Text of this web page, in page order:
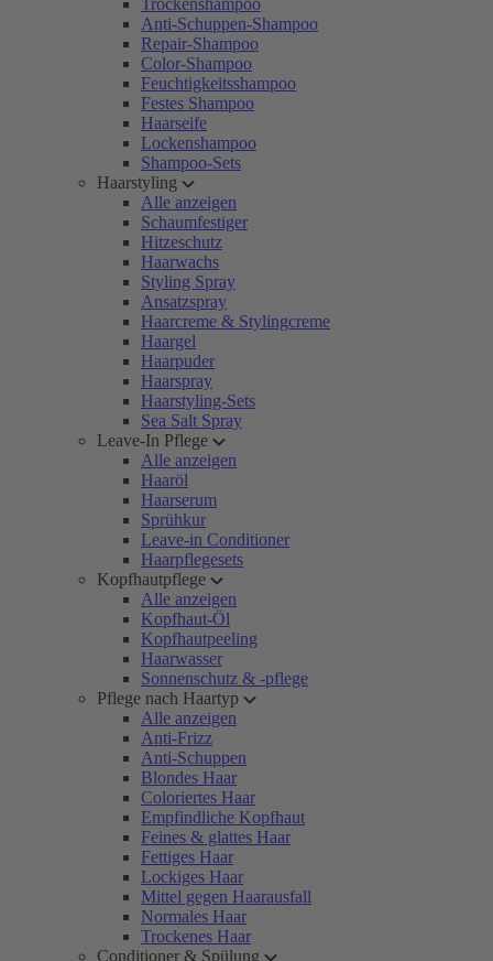
Trockenshampoo
Anti-Schuppen-Shampoo
Repair-Shampoo
Color-Shampoo
Feuchtigkeitsshampoo
Festes Shampoo
Haarseife
Lockenshampoo
Shampoo-Sets
Haarstyling
Alle anzeigen
Schaumfestiger
Hitzeschutz
Haarwachs
Styling Spray
Ansatzspray
Haarcreme & Stylingcreme
Haargel
Haarpuder
Haarspray
Haarstyling-Sets
Sea Salt Spray
Leave-In Pflege
Alle anzeigen
Haaröl
Haarserum
Sprühkur
Leave-in Conditioner
Haarpflegesets
Kopfhautpflege
Alle anzeigen
Kopfhaut-Öl
Kopfhautpeeling
Haarwasser
Sonnenschutz & -pflege
Pflege nach Haartyp
Alle anzeigen
Anti-Frizz
Anti-Schuppen
Blondes Haar
Coloriertes Haar
Empfindliche Kopfhaut
Feines & glattes Haar
Fettiges Haar
Lockiges Haar
Mittel gegen Haarausfall
Normales Haar
Trockenes Haar
Conditioner & Spülung